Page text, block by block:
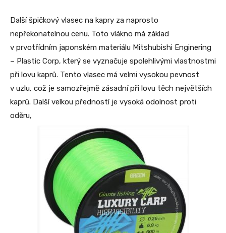
Další špičkový vlasec na kapry za naprosto
nepřekonatelnou cenu. Toto vlákno má základ
v prvotřídním japonském materiálu Mitshubishi Enginering
– Plastic Corp, který se vyznačuje spolehlivými vlastnostmi
při lovu kaprů. Tento vlasec má velmi vysokou pevnost
v uzlu, což je samozřejmě zásadní při lovu těch největších
kaprů. Další velkou předností je vysoká odolnost proti
oděru,